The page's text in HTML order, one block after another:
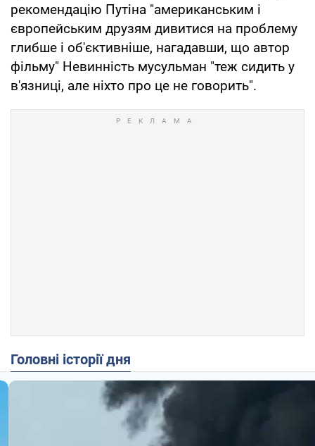
рекомендацію Путіна "американським і
європейським друзям дивитися на проблему
глибше і об'єктивніше, нагадавши, що автор
фільму" Невинність мусульман "теж сидить у
в'язниці, але ніхто про це не говорить".
Головні історії дня